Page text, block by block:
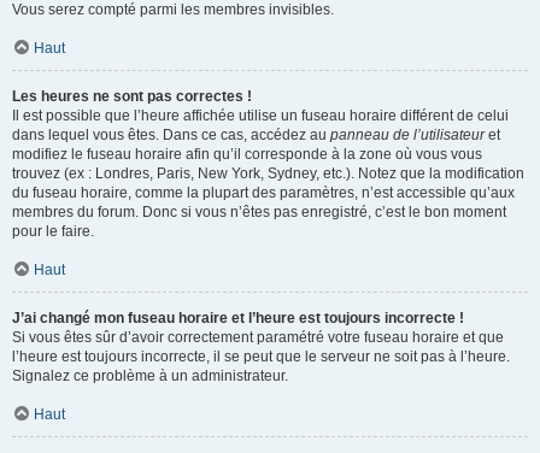
Vous serez compté parmi les membres invisibles.
Haut
Les heures ne sont pas correctes !
Il est possible que l’heure affichée utilise un fuseau horaire différent de celui
dans lequel vous êtes. Dans ce cas, accédez au panneau de l’utilisateuret
modifiez le fuseau horaire afin qu’il corresponde à la zone où vous vous
trouvez (ex : Londres, Paris, New York, Sydney, etc.). Notez que la modification
du fuseau horaire, comme la plupart des paramètres, n’est accessible qu’aux
membres du forum. Donc si vous n’êtes pas enregistré, c’est le bon moment
pour le faire.
Haut
J’ai changé mon fuseau horaire et l’heure est toujours incorrecte !
Si vous êtes sûr d’avoir correctement paramétré votre fuseau horaire et que
l’heure est toujours incorrecte, il se peut que le serveur ne soit pas à l’heure.
Signalez ce problème à un administrateur.
Haut